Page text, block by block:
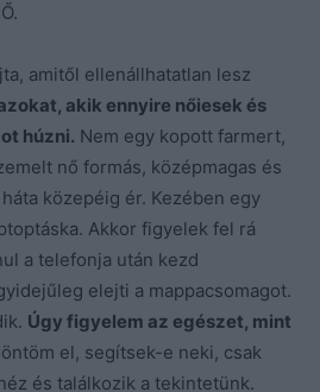
amitől ellenállhatatlan lesz
akik ennyire nőiesek és
húzni. Nem egy kopott farmert,
nő formás, középmagas és
közepéig ér. Kezében egy
Akkor figyelek fel rá
a telefonja után kezd
elejti a mappacsomagot.
Úgy figyelem az egészet, mint
el, segítsek-e neki, csak
és találkozik a tekintetünk.